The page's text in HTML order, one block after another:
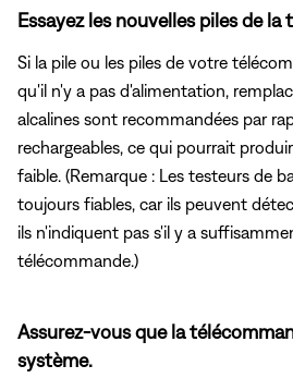
Essayez les nouvelles piles de la
Si la pile ou les piles de votre
qu'il n'y a pas d'alimentation,
alcalines sont recommandées par
rechargeables, ce qui pourrait
faible. (Remarque : Les testeurs de
toujours fiables, car ils peuvent
ils n'indiquent pas s'il y a
télécommande.)
Assurez-vous que la
système.